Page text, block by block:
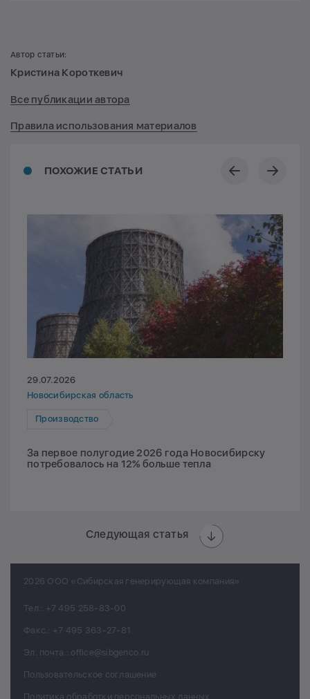
ПОХОЖИЕ СТАТЬИ
29.07.2026
Новосибирская область
Производство
За первое полугодие 2026 года Новосибирску
потребовалось на 12% больше тепла
Следующая статья
Автор статьи:
Кристина Короткевич
Все публикации автора
Правила использования материалов
2026 ООО «Сибирская генерирующая компания»
Тел.: +7 495 258-83-00
Факс.: +7 495 363-27-81
Эл. почта.: office@sibgenco.ru
Пользовательское соглашение
Политика обработки персональных данных